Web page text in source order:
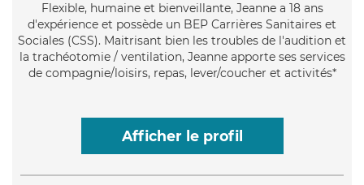
Flexible, humaine et bienveillante, Jeanne a 18 ans
d'expérience et possède un BEP Carrières Sanitaires et
Sociales (CSS). Maitrisant bien les troubles de l'audition et
la trachéotomie / ventilation, Jeanne apporte ses services
de compagnie/loisirs, repas, lever/coucher et activités*
Afficher le profil